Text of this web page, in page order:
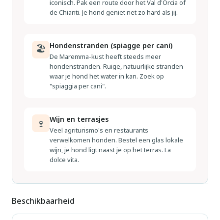
van Vinci, 45 km van het centrum van Firenze, 53 km van het
centrum van Pisa, rustige, zonnige ligging, te midden van
openluchtzwembad (11 x 5 m, 140 cm diepte,
seizoensgebonden beschikbaarheid: 15.Mei. - 06.Okt.).
Buitendouche, tuinmeubelen, barbecue, parkeerplaats op het
terrein. Winkel 3 km, levensmiddelenwinkel 3 km, supermarkt
holes) 18 km. Attracties in de buurt: San Miniato 11 km,
Montecatini Terme 22 km, Carmignano 30 km, Lucca 46 km,
San Gimignano 48 km, Volterra 59 km. Geschikt voor
evenementen. Lokale verkoop van streekproducten. De
in de kelder.
iconisch. Pak een route door het Val d'Orcia of
de Chianti. Je hond geniet net zo hard als jij.
🏖 Hondenstranden (spiagge per cani)
De Maremma-kust heeft steeds meer
hondenstranden. Ruige, natuurlijke stranden
waar je hond het water in kan. Zoek op
"spiaggia per cani".
🍷 Wijn en terrasjes
Veel agriturismo's en restaurants
verwelkomen honden. Bestel een glas lokale
wijn, je hond ligt naast je op het terras. La
dolce vita.
Beschikbaarheid